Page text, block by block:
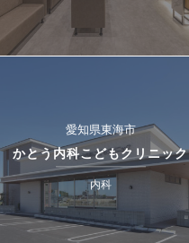
愛知県東海市
かとう内科こどもクリニック
内科